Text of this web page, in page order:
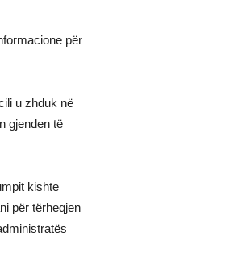
për
u zhduk në
gjenden të
kishte
për tërheqjen